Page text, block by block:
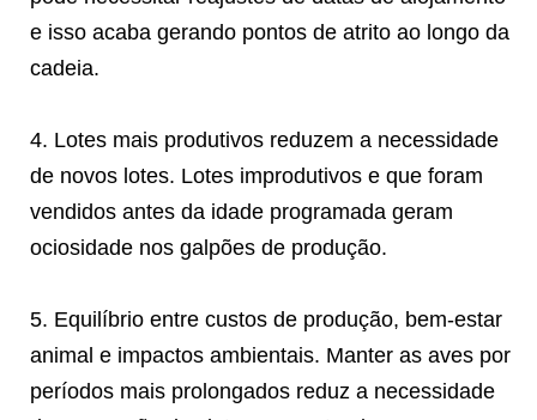
e isso acaba gerando pontos de atrito ao longo da
cadeia.
4. Lotes mais produtivos reduzem a necessidade
de novos lotes. Lotes improdutivos e que foram
vendidos antes da idade programada geram
ociosidade nos galpões de produção.
5. Equilíbrio entre custos de produção, bem-estar
animal e impactos ambientais. Manter as aves por
períodos mais prolongados reduz a necessidade